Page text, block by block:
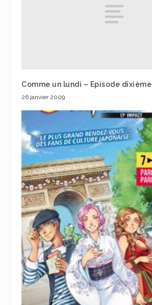
Comme un lundi – Episode dixième
26 janvier 2009